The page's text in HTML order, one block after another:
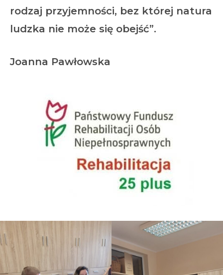
rodzaj przyjemności, bez której natura
ludzka nie może się obejść”.
Joanna Pawłowska